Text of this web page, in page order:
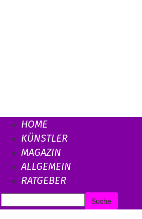
HOME
KÜNSTLER
MAGAZIN
ALLGEMEIN
RATGEBER